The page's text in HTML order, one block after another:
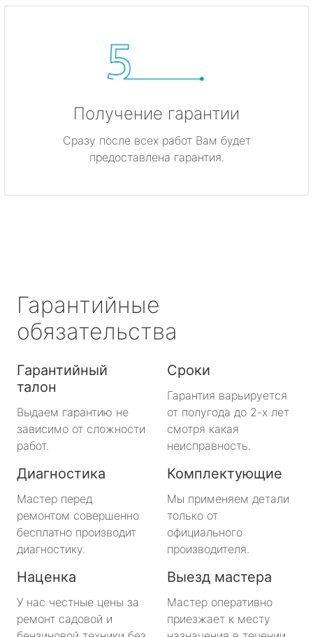
Получение гарантии
Сразу после всех работ Вам будет
предоставлена гарантия.
Гарантийные
обязательства
Гарантийный
талон
Выдаем гарантию не
зависимо от сложности
работ.
Сроки
Гарантия варьируется
от полугода до 2-х лет
смотря какая
неисправность.
Диагностика
Мастер перед
ремонтом совершенно
бесплатно производит
диагностику.
Комплектующие
Мы применяем детали
только от
официального
производителя.
Наценка
У нас честные цены за
ремонт садовой и
Выезд мастера
Мастер оперативно
приезжает к месту